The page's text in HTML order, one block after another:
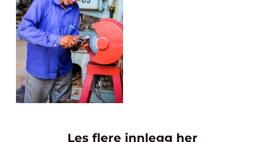
Les flere innlegg her